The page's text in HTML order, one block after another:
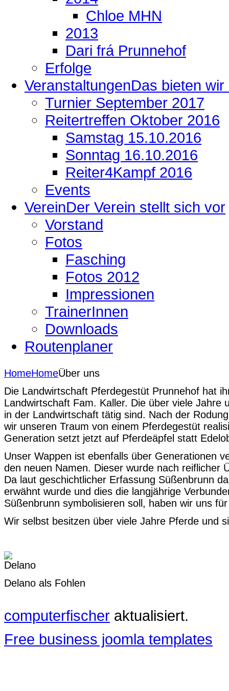
Chloe MHN
2013
Dari frá Prunnehof
Erfolge
VeranstaltungenDas bieten wir
Turnier September 2017
Reitertreffen Oktober 2016
Samstag 15.10.2016
Sonntag 16.10.2016
Reiter4Kampf 2016
Events
VereinDer Verein stellt sich vor
Vorstand
Fotos
Fasching
Fotos 2012
Impressionen
TrainerInnen
Downloads
Routenplaner
HomeHomeÜber uns
Die Landwirtschaft Pferdegestüt Prunnehof hat
Landwirtschaft Fam. Kaller. Die über viele Jahre
in der Landwirtschaft tätig sind. Nach der
wir unseren Traum von einem Pferdegestüt
Generation setzt jetzt auf Pferdeäpfel statt
Unser Wappen ist ebenfalls über Generationen
den neuen Namen. Dieser wurde nach reiflicher
Da laut geschichtlicher Erfassung Süßenbrunn
erwähnt wurde und dies die langjährige
Süßenbrunn symbolisieren soll, haben wir uns
Wir selbst besitzen über viele Jahre Pferde und
Delano als Fohlen
computerfischer aktualisiert.
Free business joomla templates